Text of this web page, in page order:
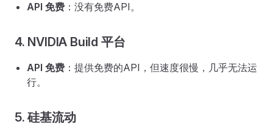
API 免费 ：没有免费API。
4. NVIDIA Build 平台
API 免费 ：提供免费的API，但速度很慢，几乎无法运
行。
5. 硅基流动